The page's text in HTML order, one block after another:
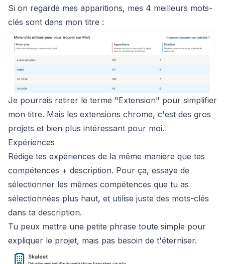
Si on regarde mes apparitions, mes 4 meilleurs mots-
clés sont dans mon titre :
Je pourrais retirer le terme "Extension" pour simplifier
mon titre. Mais les extensions chrome, c'est des gros
projets et bien plus intéressant pour moi.
Expériences
Rédige tes expériences de la même manière que tes
compétences + description. Pour ça, essaye de
sélectionner les mêmes compétences que tu as
sélectionnées plus haut, et utilise juste des mots-clés
dans ta description.
Tu peux mettre une petite phrase toute simple pour
expliquer le projet, mais pas besoin de t'éterniser.